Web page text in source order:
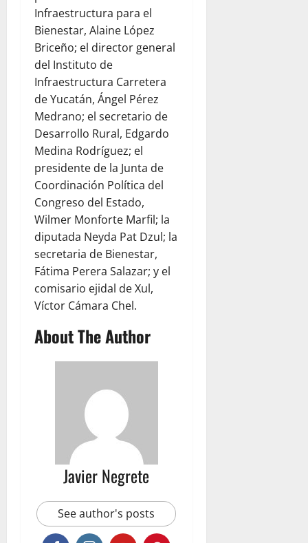
Infraestructura para el
Bienestar, Alaine López
Briceño; el director general
del Instituto de
Infraestructura Carretera
de Yucatán, Ángel Pérez
Medrano; el secretario de
Desarrollo Rural, Edgardo
Medina Rodríguez; el
presidente de la Junta de
Coordinación Política del
Congreso del Estado,
Wilmer Monforte Marfil; la
diputada Neyda Pat Dzul; la
secretaria de Bienestar,
Fátima Perera Salazar; y el
comisario ejidal de Xul,
Víctor Cámara Chel.
About The Author
Javier Negrete
See author's posts